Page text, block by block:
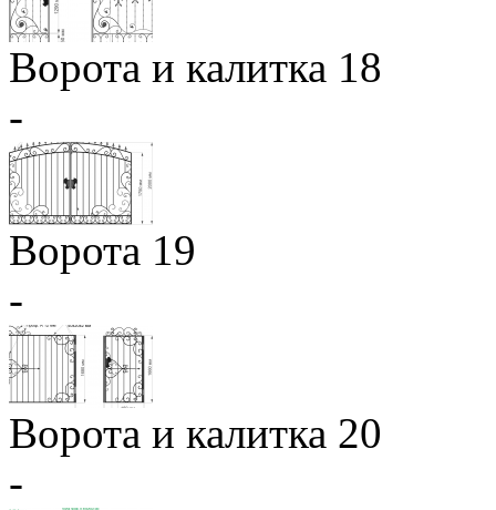
Ворота и калитка 18
-
Ворота 19
-
Ворота и калитка 20
-